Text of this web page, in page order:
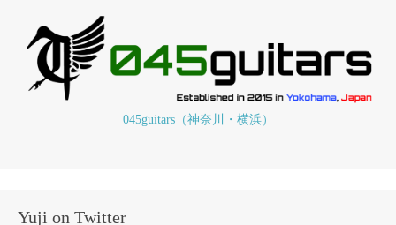
045guitars（神奈川・横浜）
Yuji on Twitter